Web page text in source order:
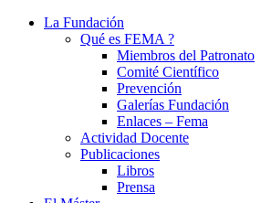
La Fundación
Qué es FEMA ?
Miembros del Patronato
Comité Científico
Prevención
Galerías Fundación
Enlaces – Fema
Actividad Docente
Publicaciones
Libros
Prensa